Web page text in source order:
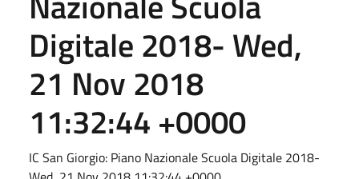
Digitale 2018- Wed,
21 Nov 2018
11:32:44 +0000
IC San Giorgio: Piano Nazionale Scuola Digitale 2018-